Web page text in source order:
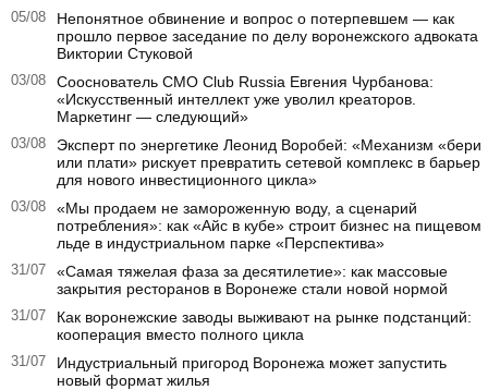
05/08
Непонятное обвинение и вопрос о потерпевшем — как
прошло первое заседание по делу воронежского адвоката
Виктории Стуковой
03/08
Сооснователь CMO Club Russia Евгения Чурбанова:
«Искусственный интеллект уже уволил креаторов.
Маркетинг — следующий»
03/08
Эксперт по энергетике Леонид Воробей: «Механизм «бери
или плати» рискует превратить сетевой комплекс в барьер
для нового инвестиционного цикла»
03/08
«Мы продаем не замороженную воду, а сценарий
потребления»: как «Айс в кубе» строит бизнес на пищевом
льде в индустриальном парке «Перспектива»
31/07
«Самая тяжелая фаза за десятилетие»: как массовые
закрытия ресторанов в Воронеже стали новой нормой
31/07
Как воронежские заводы выживают на рынке подстанций:
кооперация вместо полного цикла
31/07
Индустриальный пригород Воронежа может запустить
новый формат жилья